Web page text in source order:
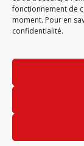
fonctionnement de
moment. Pour en
confidentialité.
ACCUEIL
DONNÉES
GÉRARD